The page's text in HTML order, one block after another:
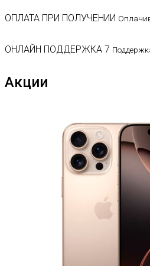
ОПЛАТА ПРИ ПОЛУЧЕНИИ
ОНЛАЙН ПОДДЕРЖКА 7
Акции